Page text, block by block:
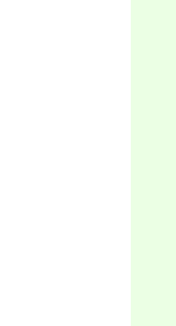
23
24
단
26
27
단